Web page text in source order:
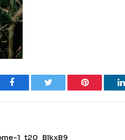
Facebook Twitter Pinterest
1_t20_BlkxB9